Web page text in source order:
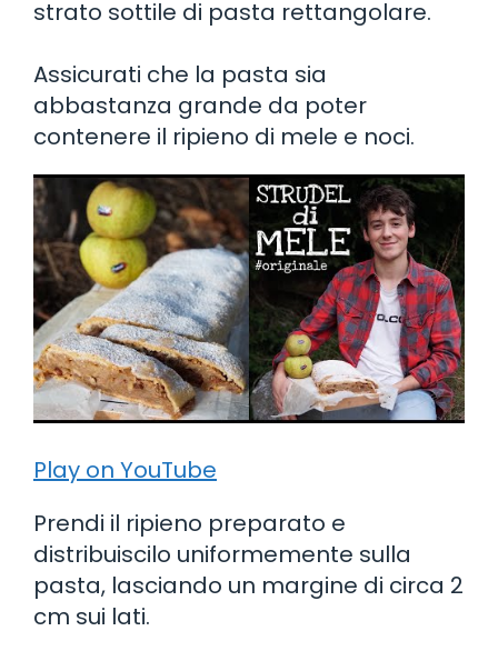
strato sottile di pasta rettangolare.
Assicurati che la pasta sia
abbastanza grande da poter
contenere il ripieno di mele e noci.
Play on YouTube
Prendi il ripieno preparato e
distribuiscilo uniformemente sulla
pasta, lasciando un margine di circa 2
cm sui lati.